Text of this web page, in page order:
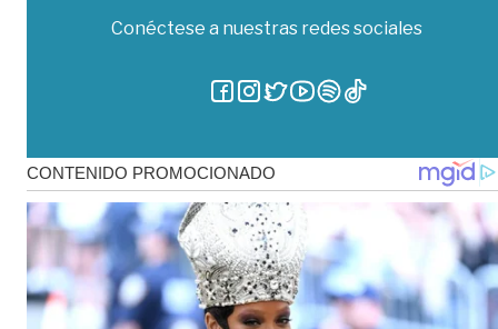
Conéctese a nuestras redes sociales